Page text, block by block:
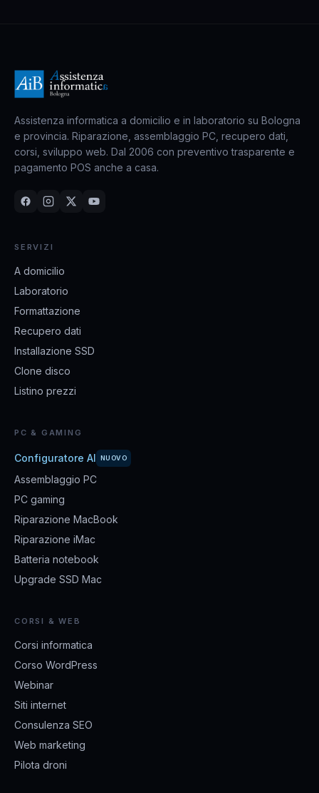
Assistenza informatica a domicilio e in laboratorio su Bologna
e provincia. Riparazione, assemblaggio PC, recupero dati,
corsi, sviluppo web. Dal 2006 con preventivo trasparente e
pagamento POS anche a casa.
SERVIZI
A domicilio
Laboratorio
Formattazione
Recupero dati
Installazione SSD
Clone disco
Listino prezzi
PC & GAMING
Configuratore AI NUOVO
Assemblaggio PC
PC gaming
Riparazione MacBook
Riparazione iMac
Batteria notebook
Upgrade SSD Mac
CORSI & WEB
Corsi informatica
Corso WordPress
Webinar
Siti internet
Consulenza SEO
Web marketing
Pilota droni